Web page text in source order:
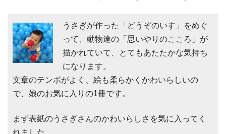
うさぎが作った「どうぞのいす」をめぐ
って、動物達の「思いやりのこころ」が
描かれていて、とてもあたたかな気持ち
になります。
文章のテンポがよく、絵も柔らかくかわいらしいの
で、娘のお気に入りの1冊です。
まず表紙のうさぎさんのかわいらしさを気に入ってく